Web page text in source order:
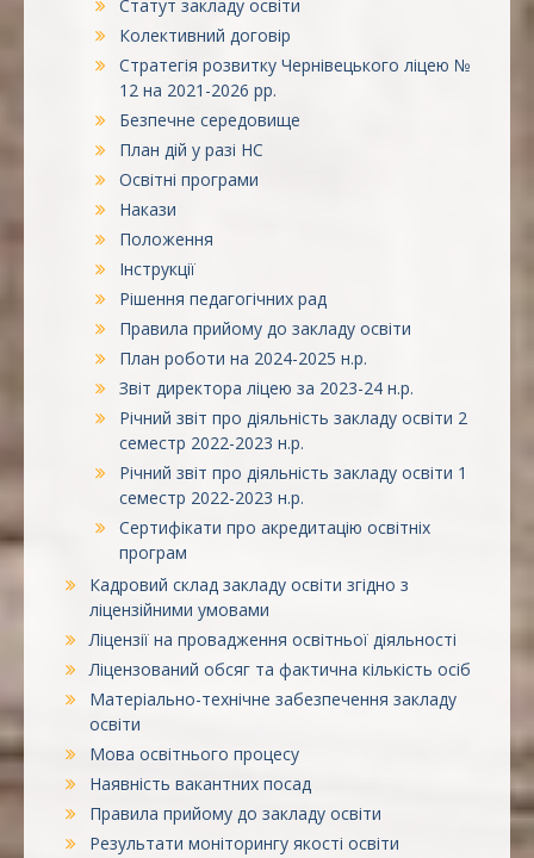
Статут закладу освіти
Колективний договір
Стратегія розвитку Чернівецького ліцею №
12 на 2021-2026 рр.
Безпечне середовище
План дій у разі НС
Освітні програми
Накази
Положення
Інструкції
Рішення педагогічних рад
Правила прийому до закладу освіти
План роботи на 2024-2025 н.р.
Звіт директора ліцею за 2023-24 н.р.
Річний звіт про діяльність закладу освіти 2
семестр 2022-2023 н.р.
Річний звіт про діяльність закладу освіти 1
семестр 2022-2023 н.р.
Сертифікати про акредитацію освітніх
програм
Кадровий склад закладу освіти згідно з
ліцензійними умовами
Ліцензії на провадження освітньої діяльності
Ліцензований обсяг та фактична кількість осіб
Матеріально-технічне забезпечення закладу
освіти
Мова освітнього процесу
Наявність вакантних посад
Правила прийому до закладу освіти
Результати моніторингу якості освіти